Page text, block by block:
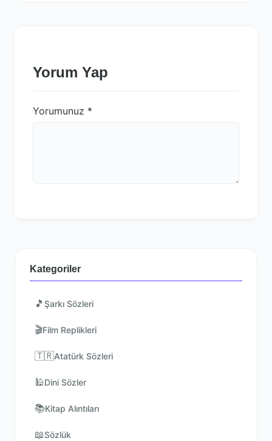
Yorum Yap
Yorumunuz *
Kategoriler
🎵 Şarkı Sözleri
🎬Film Replikleri
🇹🇷Atatürk Sözleri
🕌Dini Sözler
📚Kitap Alıntıları
📖Sözlük